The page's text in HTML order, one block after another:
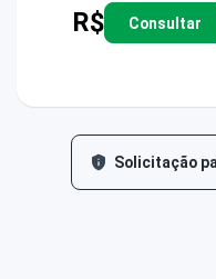
R$ Consultar
Solicitação